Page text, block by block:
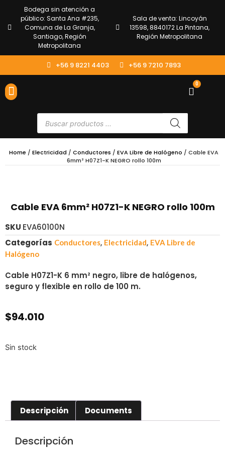
Bodega sin atención a
público: Santa Ana #235,
Comuna de La Granja,
Santiago, Región
Metropolitana
Sala de venta: Lincoyán
13598, 8840172 La Pintana,
Región Metropolitana
+56 9 8221 4403 +56 9 7210 7893
0
Home / Electricidad / Conductores / EVA Libre de Halógeno / Cable EVA
6mm² H07Z1-K NEGRO rollo 100m
Cable EVA 6mm² H07Z1-K NEGRO rollo 100m
SKU EVA60100N
Categorías Conductores, Electricidad, EVA Libre de
Halógeno
Cable H07Z1-K 6 mm² negro, libre de halógenos,
seguro y flexible en rollo de 100 m.
$94.010
Sin stock
Descripción Documents
Descripción